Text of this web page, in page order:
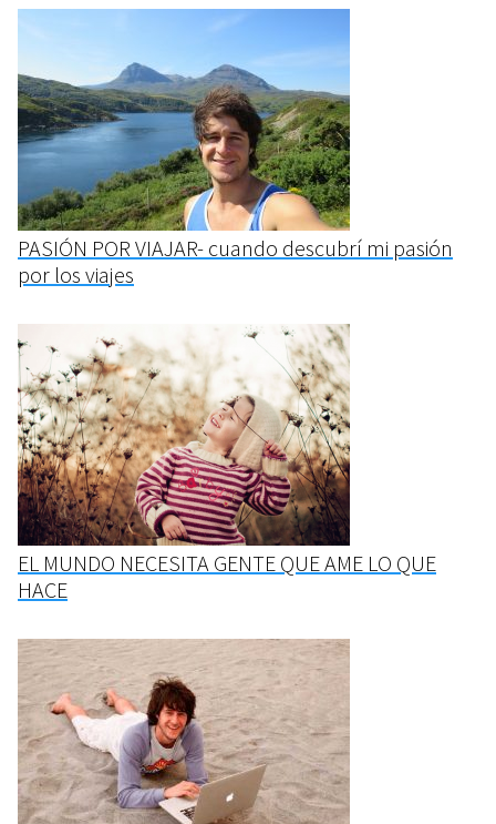
PASIÓN POR VIAJAR- cuando descubrí mi pasión
por los viajes
EL MUNDO NECESITA GENTE QUE AME LO QUE
HACE